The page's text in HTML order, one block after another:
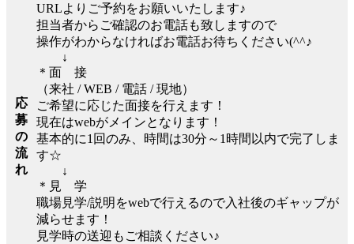
応
募
の
流
れ
URLよりご予約をお願いいたします♪
担当者からご確認のお電話も致しますので
操作がわからなければお電話お待ちください(^^♪
↓
＊面 接
（来社 / WEB / 電話 / 現地）
ご希望に応じた面接を行えます！
現在はwebがメインとなります！
基本的に1回のみ、時間は30分～1時間以内で完了しま
す☆
↓
＊見 学
職場見学/説明をwebで行えるので入社後のギャップが
減らせます！
見学時の送迎もご相談ください♪